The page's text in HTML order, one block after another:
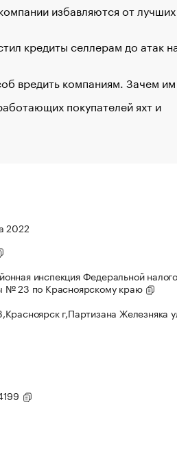
избавляются от лучших
кредиты селлерам до атак
вредить компаниям. Зачем
покупателей яхт и
2022
инспекция Федеральной
№ 23 по Красноярскому краю
г,Партизана Железняка